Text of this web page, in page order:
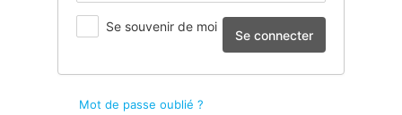
Se souvenir de moi
Mot de passe oublié ?